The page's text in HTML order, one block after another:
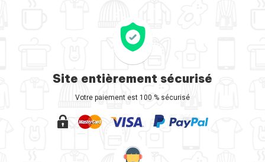
Site entièrement sécurisé
Votre paiement est 100 % sécurisé